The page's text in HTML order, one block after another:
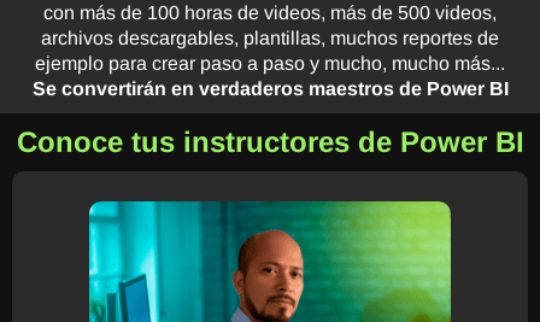
con más de 100 horas de videos, más de 500 videos,
archivos descargables, plantillas, muchos reportes de
ejemplo para crear paso a paso y mucho, mucho más...
Se convertirán en verdaderos maestros de Power BI
Conoce tus instructores de Power BI